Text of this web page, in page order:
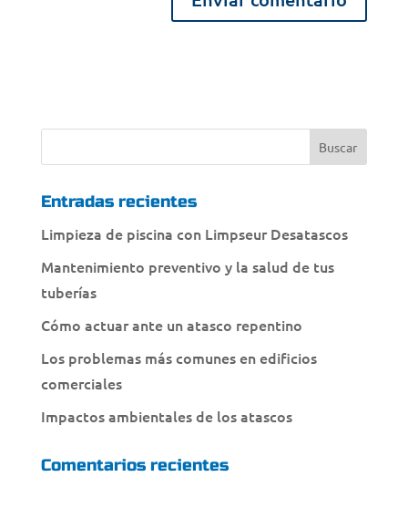
Entradas recientes
Limpieza de piscina con Limpseur Desatascos
Mantenimiento preventivo y la salud de tus
tuberías
Cómo actuar ante un atasco repentino
Los problemas más comunes en edificios
comerciales
Impactos ambientales de los atascos
Comentarios recientes